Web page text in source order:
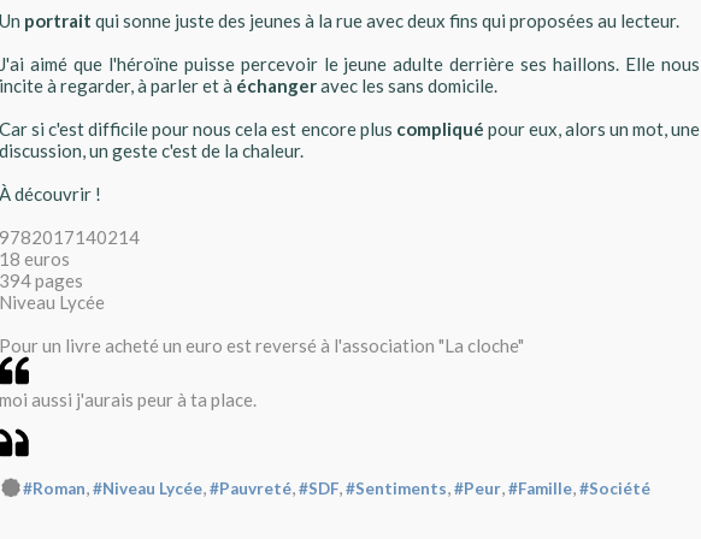
Un portrait qui sonne juste des jeunes à la rue avec deux fins qui proposées au lecteur.
J'ai aimé que l'héroïne puisse percevoir le jeune adulte derrière ses haillons. Elle nous
incite à regarder, à parler et à échangeravec les sans domicile.
Car si c'est difficile pour nous cela est encore plus compliqué pour eux, alors un mot, une
discussion, un geste c'est de la chaleur.
À découvrir !
9782017140214
18 euros
394 pages
Niveau Lycée
Pour un livre acheté un euro est reversé à l'association "La cloche"
moi aussi j'aurais peur à ta place.
#Roman,#Niveau Lycée,#Pauvreté,#SDF,#Sentiments,#Peur,#Famille,#Société